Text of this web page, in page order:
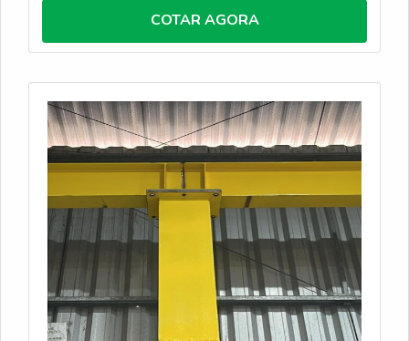
nossas estruturas são dimensionadas conforme a
carga e o layout, garantindo movimentação precisa
de grandes volumes e otimização do espaço fabril.
Rovela entrega soluções em conformidade com as
normas técnicas, abrangendo desde o projeto e
instalação até testes de comissionamento e
treinamento. Ao eliminar o esforço manual crítico e
reduzir riscos operacionais, nossas pontes rolantes
asseguram durabilidade superior e alto desempenho
para processos de movimentação de carga contínua.
COTAR AGORA